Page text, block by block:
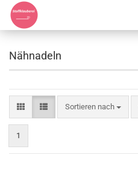
Nähnadeln
Sortieren nach
Sortieren nach
1